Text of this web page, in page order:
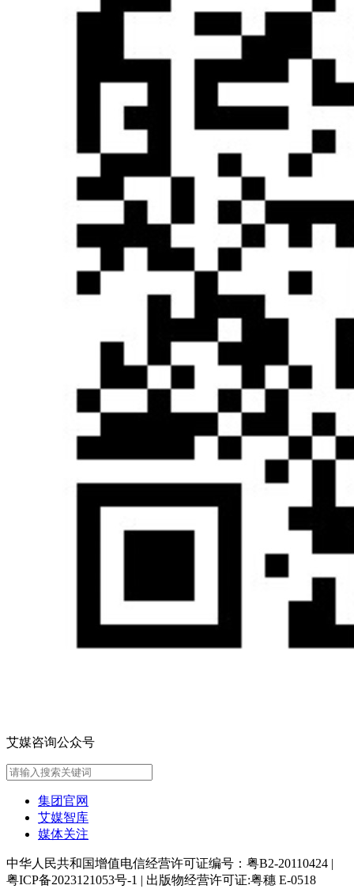
艾媒咨询公众号
集团官网
艾媒智库
媒体关注
中华人民共和国增值电信经营许可证编号：粤B2-20110424 |
粤ICP备2023121053号-1 | 出版物经营许可证:粤穗 E-0518